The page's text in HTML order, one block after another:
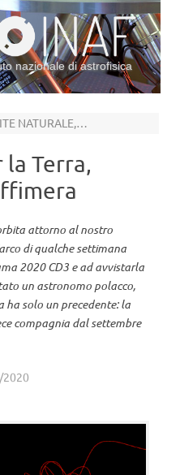
nazionale di astrofisica
DA ASTEROIDE A MINISATELLITE NATURALE, MA SOLO PER UN PO’
la Terra,
attorno al nostro
di qualche settimana
2020 CD3 e ad avvistarla
un astronomo polacco,
ha solo un precedente: la
compagnia dal settembre